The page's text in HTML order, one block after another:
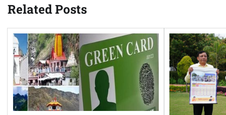
Related Posts